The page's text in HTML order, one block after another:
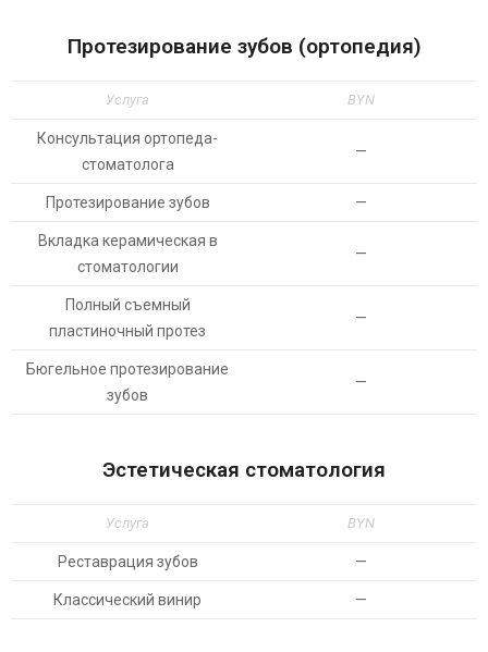
Протезирование зубов (ортопедия)
Услуга BYN
Консультация ортопеда-
стоматолога
—
Протезирование зубов —
Вкладка керамическая в
стоматологии
—
Полный съемный
пластиночный протез
—
Бюгельное протезирование
зубов
—
Эстетическая стоматология
Услуга BYN
Реставрация зубов —
Классический винир —